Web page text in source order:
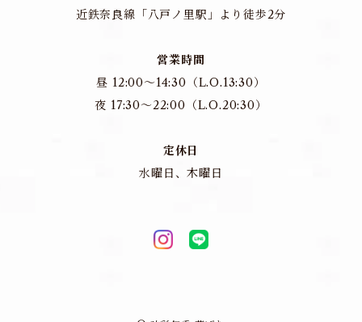
近鉄奈良線「八戸ノ里駅」より徒歩2分
営業時間
昼 12:00～14:30（L.O.13:30）
夜 17:30～22:00（L.O.20:30）
定休日
水曜日、木曜日